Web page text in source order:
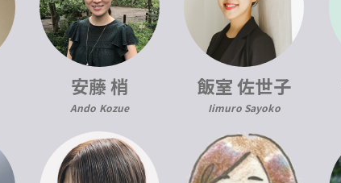
安藤 梢
Ando Kozue
飯室 佐世子
Iimuro Sayoko